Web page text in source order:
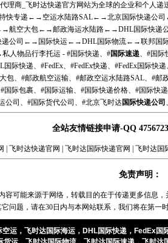
理商_飞时达快递官方网站为全球的企业和个人递
快专递 ←→ 空运水陆路SAL←→北京国际快递公司
航空大包←→邮政海运水陆路←→DHL国际快递
公司 ←→ 国际快运←→DHL国际物流←→联邦国
私人物品行李托运 - #国际快递、#国际速递、#国际
际快递、#FedEx、#FedEx快递、#FedEx国际快
包、#邮政航空运输、#邮政空运水陆路SAL、#
国际包裹、#国际运输、#国际快递价格、#国际快
公司、#国际货代公司、#北京飞时达国际快递公司
全站友情链接申请-QQ
飞时达快递官网 飞时达国际快递官网 飞时达国
免责声明：
容可能来源于网络，转载目的在于传递更多信息
问题，请在30日内与本网站联系，我们将在第一
空运 ， 飞时达国际海运 ， DHL国际快递 ， FedEx国